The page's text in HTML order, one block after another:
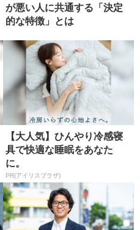
が悪い人に共通する「決定
的な特徴」とは
【大人気】ひんやり冷感寝
具で快適な睡眠をあなた
に。
PR(アイリスプラザ)